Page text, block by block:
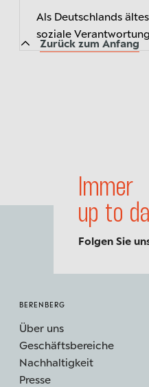
Als Deutschlands
soziale
tragende Säule
Immer
up to
Folgen Sie
Zurück zum Anfang
BERENBERG
Über uns
Geschäftsbereiche
Nachhaltigkeit
Presse